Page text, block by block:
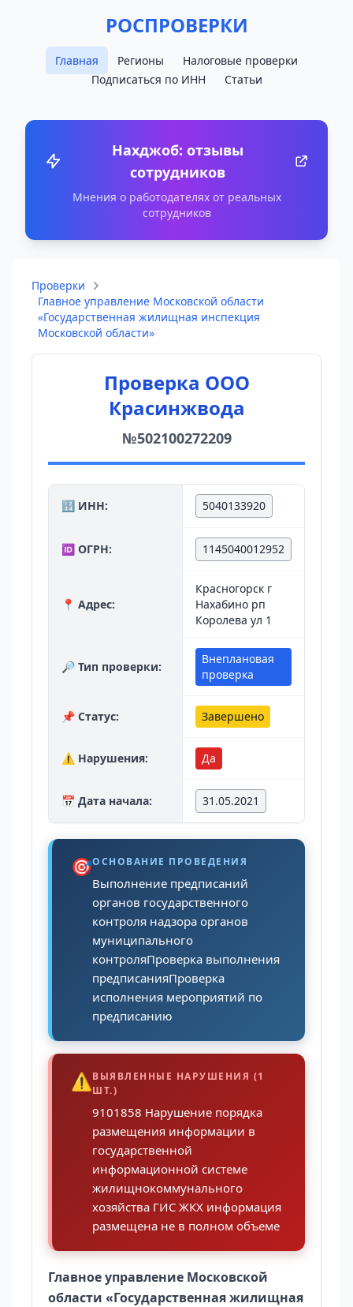
РОСПРОВЕРКИ
Главная Регионы
Налоговые проверки
Подписаться по ИНН
Статьи
Нахджоб: отзывы
сотрудников
Мнения о работодателях от реальных
сотрудников
Проверки
Главное управление Московской области
«Государственная жилищная инспекция
Московской области»
Проверка ООО
Красинжвода
№502100272209
🔢 ИНН: 5040133920
🆔 ОГРН: 1145040012952
📍 Адрес:
Красногорск г
Нахабино рп
Королева ул 1
🔎 Тип проверки:
Внеплановая
проверка
📌 Статус: Завершено
⚠️ Нарушения: Да
📅 Дата начала: 31.05.2021
🎯ОСНОВАНИЕ ПРОВЕДЕНИЯ
Выполнение предписаний
органов государственного
контроля надзора органов
муниципального
контроляПроверка выполнения
предписанияПроверка
исполнения мероприятий по
предписанию
⚠️ВЫЯВЛЕННЫЕ НАРУШЕНИЯ (1
ШТ.)
9101858 Нарушение порядка
размещения информации в
государственной
информационной системе
жилищнокоммунального
хозяйства ГИС ЖКХ информация
размещена не в полном объеме
Главное управление Московской
области «Государственная жилищная